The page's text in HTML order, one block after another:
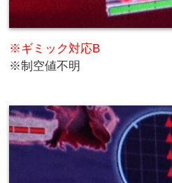
※ギミック対応B
※制空値不明